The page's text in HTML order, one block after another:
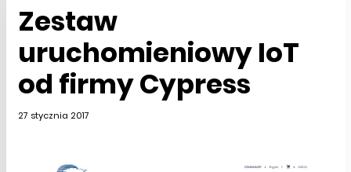
Zestaw
uruchomieniowy IoT
od firmy Cypress
27 stycznia 2017